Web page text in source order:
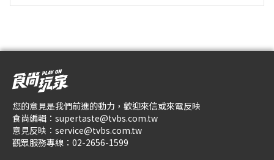
您的意見是我們前進的動力，歡迎來信或來電反映
食尚編輯： supertaste@tvbs.com.tw
意見反映： service@tvbs.com.tw
觀眾服務專線： 02-2656-1599